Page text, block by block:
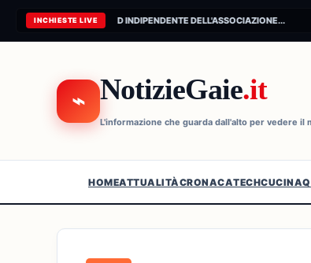
INCHIESTE LIVE
CONNESSIONE AL FEED INDIPENDENTE DELL'ASSOCIAZIONE...
⌁ NotizieGaie.it
L'informazione che guarda dall'alto per vedere il
HOMEATTUALITÀCRONACATECHCUCINA